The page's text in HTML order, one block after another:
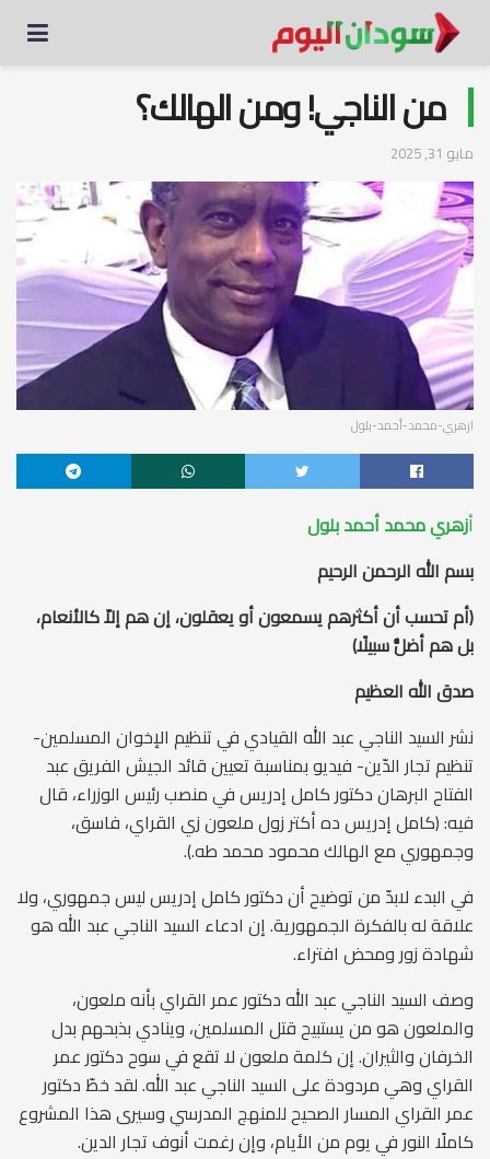
من الناجي! ومن الهالك؟
مايو 31, 2025
ازهري-محمد-أحمد-بلول
أزهري محمد أحمد بلول
بسم الله الرحمن الرحيم
(أم تحسب أن أكثرهم يسمعون أو يعقلون، إن هم إلاّ كالأنعام،
بل هم أضلُّ سبيلًا)
صدق الله العظيم
نشر السيد الناجي عبد الله القيادي في تنظيم الإخوان المسلمين-
تنظيم تجار الدّين- فيديو بمناسبة تعيين قائد الجيش الفريق عبد
الفتاح البرهان دكتور كامل إدريس في منصب رئيس الوزراء، قال
فيه: (كامل إدريس ده أكتر زول ملعون زي القراي، فاسق،
وجمهوري مع الهالك محمود محمد طه.).
في البدء لابدّ من توضيح أن دكتور كامل إدريس ليس جمهوري، ولا
علاقة له بالفكرة الجمهورية. إن ادعاء السيد الناجي عبد الله هو
شهادة زور ومحض افتراء.
وصف السيد الناجي عبد الله دكتور عمر القراي بأنه ملعون،
والملعون هو من يستبيح قتل المسلمين، وينادي بذبحهم بدل
الخرفان والثيران. إن كلمة ملعون لا تقع في سوح دكتور عمر
القراي وهي مردودة على السيد الناجي عبد الله. لقد خطّ دكتور
عمر القراي المسار الصحيح للمنهج المدرسي وسيرى هذا المشروع
كاملًا النور في يوم من الأيام، وإن رغمت أنوف تجار الدين.